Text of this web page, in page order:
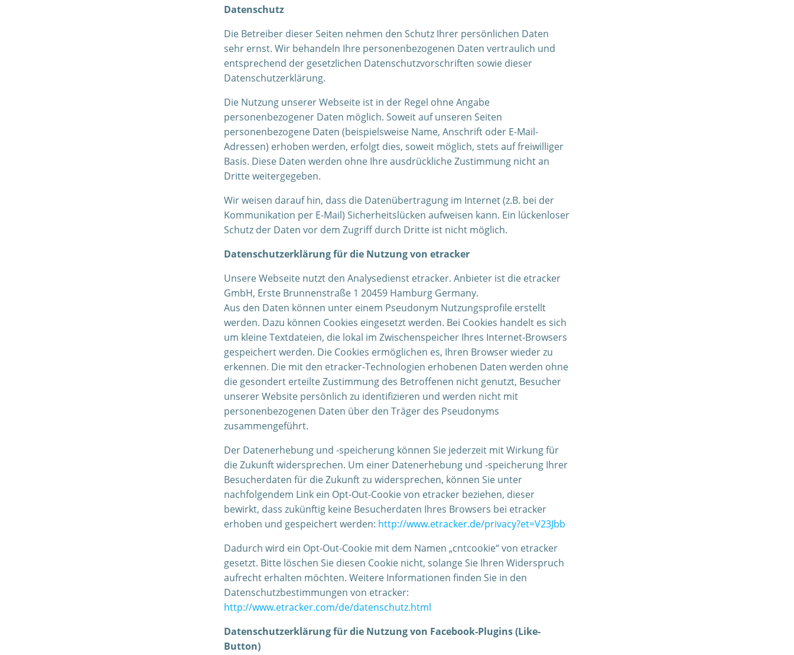
Datenschutz
Die Betreiber dieser Seiten nehmen den Schutz Ihrer persönlichen Daten
sehr ernst. Wir behandeln Ihre personenbezogenen Daten vertraulich und
entsprechend der gesetzlichen Datenschutzvorschriften sowie dieser
Datenschutzerklärung.
Die Nutzung unserer Webseite ist in der Regel ohne Angabe
personenbezogener Daten möglich. Soweit auf unseren Seiten
personenbezogene Daten (beispielsweise Name, Anschrift oder E-Mail-
Adressen) erhoben werden, erfolgt dies, soweit möglich, stets auf freiwilliger
Basis. Diese Daten werden ohne Ihre ausdrückliche Zustimmung nicht an
Dritte weitergegeben.
Wir weisen darauf hin, dass die Datenübertragung im Internet (z.B. bei der
Kommunikation per E-Mail) Sicherheitslücken aufweisen kann. Ein lückenloser
Schutz der Daten vor dem Zugriff durch Dritte ist nicht möglich.
Datenschutzerklärung für die Nutzung von etracker
Unsere Webseite nutzt den Analysedienst etracker. Anbieter ist die etracker
GmbH, Erste Brunnenstraße 1 20459 Hamburg Germany.
Aus den Daten können unter einem Pseudonym Nutzungsprofile erstellt
werden. Dazu können Cookies eingesetzt werden. Bei Cookies handelt es sich
um kleine Textdateien, die lokal im Zwischenspeicher Ihres Internet-Browsers
gespeichert werden. Die Cookies ermöglichen es, Ihren Browser wieder zu
erkennen. Die mit den etracker-Technologien erhobenen Daten werden ohne
die gesondert erteilte Zustimmung des Betroffenen nicht genutzt, Besucher
unserer Website persönlich zu identifizieren und werden nicht mit
personenbezogenen Daten über den Träger des Pseudonyms
zusammengeführt.
Der Datenerhebung und -speicherung können Sie jederzeit mit Wirkung für
die Zukunft widersprechen. Um einer Datenerhebung und -speicherung Ihrer
Besucherdaten für die Zukunft zu widersprechen, können Sie unter
nachfolgendem Link ein Opt-Out-Cookie von etracker beziehen, dieser
bewirkt, dass zukünftig keine Besucherdaten Ihres Browsers bei etracker
erhoben und gespeichert werden: http://www.etracker.de/privacy?et=V23Jbb
Dadurch wird ein Opt-Out-Cookie mit dem Namen „cntcookie“ von etracker
gesetzt. Bitte löschen Sie diesen Cookie nicht, solange Sie Ihren Widerspruch
aufrecht erhalten möchten. Weitere Informationen finden Sie in den
Datenschutzbestimmungen von etracker:
http://www.etracker.com/de/datenschutz.html
Datenschutzerklärung für die Nutzung von Facebook-Plugins (Like-
Button)